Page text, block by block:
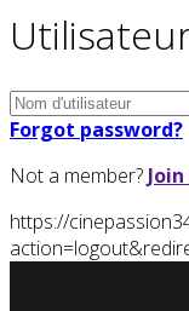
Forgot password?
Not a member?
https://